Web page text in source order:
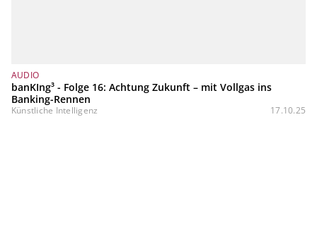
AUDIO
banKIng³ - Folge 16: Achtung Zukunft – mit Vollgas ins
Banking-Rennen
Künstliche Intelligenz 17.10.25